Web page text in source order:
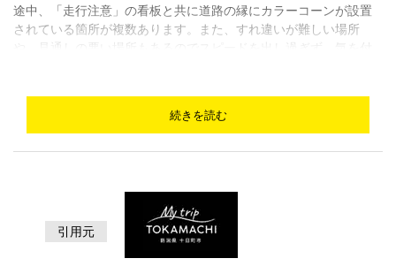
途中、「走行注意」の看板と共に道路の縁にカラーコーンが設置
されている箇所が複数あります。また、すれ違いが難しい場所
や、見通しの悪い場所もあるのでスピードを出し過ぎず、気を付
https://www.tokamachishikankou.jp/spot/uonumaskyline/
絶景ドライビングコース【新潟県十日町市】 first appeared on 十
続きを読む
引用元